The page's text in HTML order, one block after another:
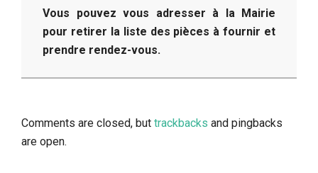
Vous pouvez vous adresser à la Mairie
pour retirer la liste des pièces à fournir et
prendre rendez-vous.
2014-
Comments are closed, but trackbacks and pingbacks
are open.